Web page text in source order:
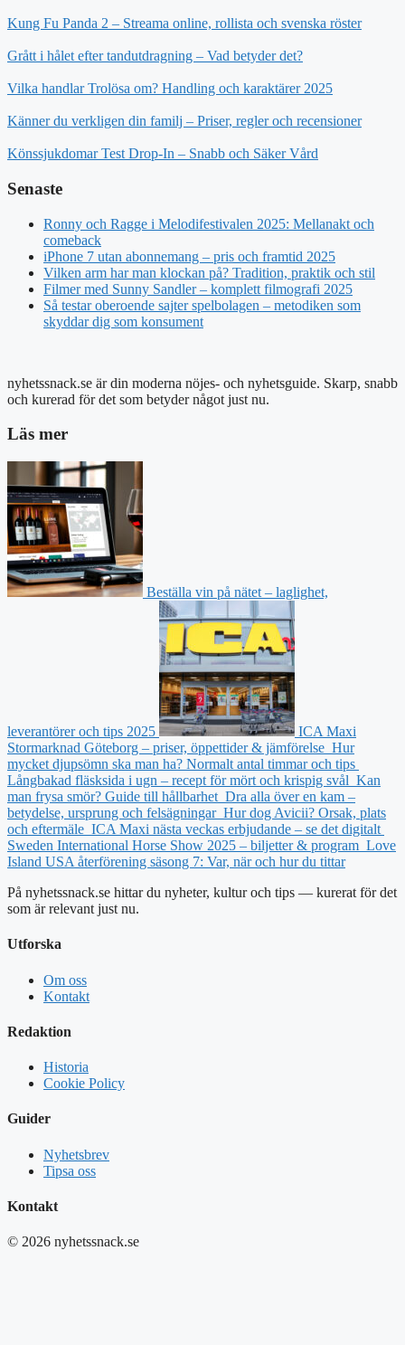
Kung Fu Panda 2 – Streama online, rollista och svenska röster
Grått i hålet efter tandutdragning – Vad betyder det?
Vilka handlar Trolösa om? Handling och karaktärer 2025
Känner du verkligen din familj – Priser, regler och recensioner
Könssjukdomar Test Drop-In – Snabb och Säker Vård
Senaste
Ronny och Ragge i Melodifestivalen 2025: Mellanakt och
comeback
iPhone 7 utan abonnemang – pris och framtid 2025
Vilken arm har man klockan på? Tradition, praktik och stil
Filmer med Sunny Sandler – komplett filmografi 2025
Så testar oberoende sajter spelbolagen – metodiken som
skyddar dig som konsument
nyhetssnack.se är din moderna nöjes- och nyhetsguide. Skarp, snabb
och kurerad för det som betyder något just nu.
Läs mer
Beställa vin på nätet – laglighet,
leverantörer och tips 2025
ICA Maxi
Stormarknad Göteborg – priser, öppettider & jämförelse Hur
mycket djupsömn ska man ha? Normalt antal timmar och tips
Långbakad fläsksida i ugn – recept för mört och krispig svål Kan
man frysa smör? Guide till hållbarhet Dra alla över en kam –
betydelse, ursprung och felsägningar Hur dog Avicii? Orsak, plats
och eftermäle ICA Maxi nästa veckas erbjudande – se det digitalt
Sweden International Horse Show 2025 – biljetter & program Love
Island USA återförening säsong 7: Var, när och hur du tittar
På nyhetssnack.se hittar du nyheter, kultur och tips — kurerat för det
som är relevant just nu.
Utforska
Om oss
Kontakt
Redaktion
Historia
Cookie Policy
Guider
Nyhetsbrev
Tipsa oss
Kontakt
© 2026 nyhetssnack.se